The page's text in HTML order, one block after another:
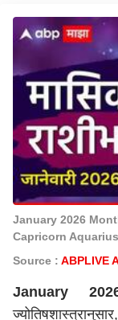
January 2026
Capricorn
Source : ABPLIVE
January
ज्योतिषशास्त्रानुसार,